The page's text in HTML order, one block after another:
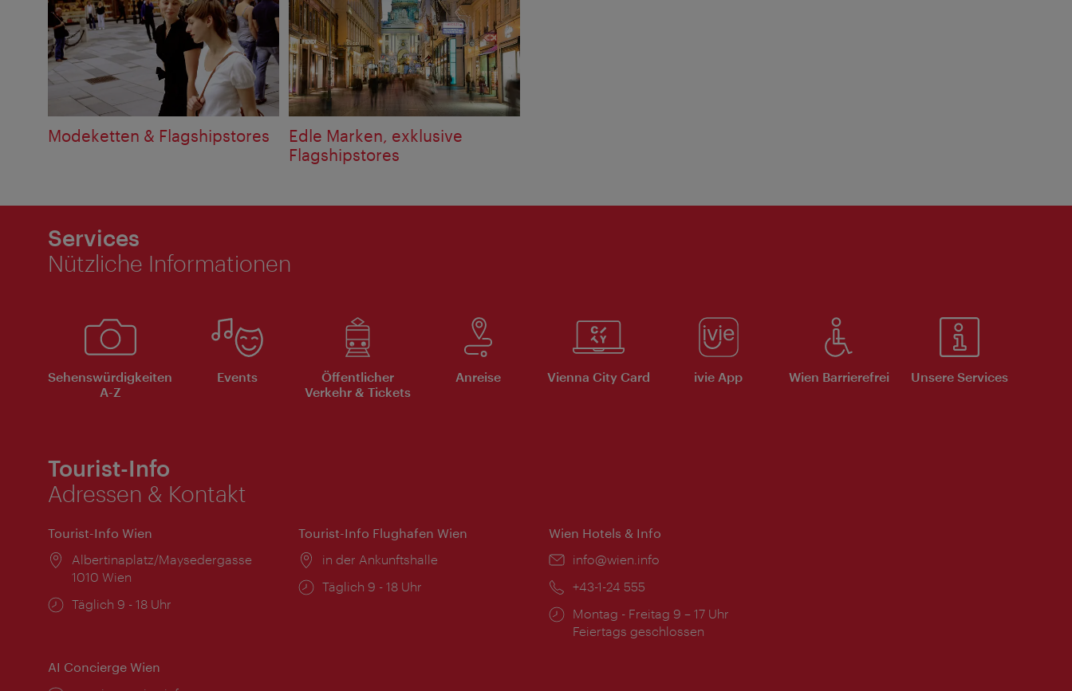
Modeketten & Flagshipstores
Edle Marken, exklusive
Flagshipstores
Services
Nützliche Informationen
Sehenswürdigkeiten
A-Z
Events
Öffentlicher
Verkehr & Tickets
Anreise Vienna City Card ivie App Wien Barrierefrei Unsere Services
Tourist-Info
Adressen & Kontakt
Tourist-Info Wien
Ort:
Albertinaplatz/Maysedergasse
1010 Wien
Öffnungszeiten:
Täglich 9 - 18 Uhr
Tourist-Info Flughafen Wien
Ort:
in der Ankunftshalle
Öffnungszeiten:
Täglich 9 - 18 Uhr
Wien Hotels & Info
Email:
info@wien.info
Telefon:
+43-1-24 555
Öffnungszeiten:
Montag - Freitag 9 – 17 Uhr
Feiertags geschlossen
AI Concierge Wien